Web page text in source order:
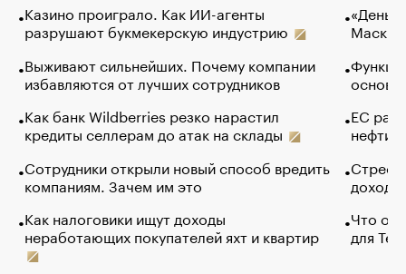
Казино проиграло. Как ИИ-агенты
разрушают букмекерскую индустрию
Выживают сильнейших. Почему компании
избавляются от лучших сотрудников
Как банк Wildberries резко нарастил
кредиты селлерам до атак на склады
Сотрудники открыли новый способ вредить
компаниям. Зачем им это
Как налоговики ищут доходы
неработающих покупателей яхт и квартир
Маск в
основ
ЕС
нефти
Что
для